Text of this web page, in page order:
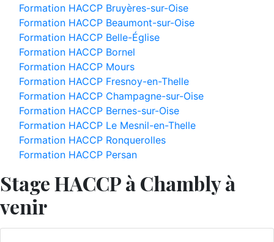
Formation HACCP Bruyères-sur-Oise
Formation HACCP Beaumont-sur-Oise
Formation HACCP Belle-Église
Formation HACCP Bornel
Formation HACCP Mours
Formation HACCP Fresnoy-en-Thelle
Formation HACCP Champagne-sur-Oise
Formation HACCP Bernes-sur-Oise
Formation HACCP Le Mesnil-en-Thelle
Formation HACCP Ronquerolles
Formation HACCP Persan
Stage HACCP à Chambly à
venir